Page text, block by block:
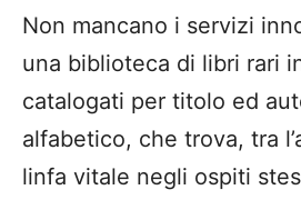
Non mancano i servizi
una biblioteca di libri rari
catalogati per titolo ed
alfabetico, che trova, tra
linfa vitale negli ospiti